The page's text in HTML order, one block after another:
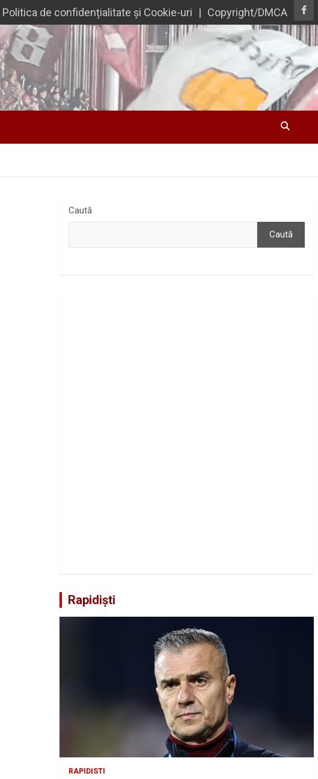
Politica de confidențialitate și Cookie-uri Copyright/DMCA
Caută
Caută
Rapidiști
RAPIDISTI